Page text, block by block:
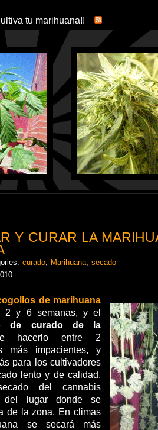
tu marihuana!!
Y CURAR LA
curado, Marihuana ,secado
de marihuana
2 y 6 semanas, y el
de curado de la
hacerlo entre 2
más impacientes, y
para los cultivadores
lento y de calidad.
del cannabis
del lugar donde se
de la zona. En climas
se secará más